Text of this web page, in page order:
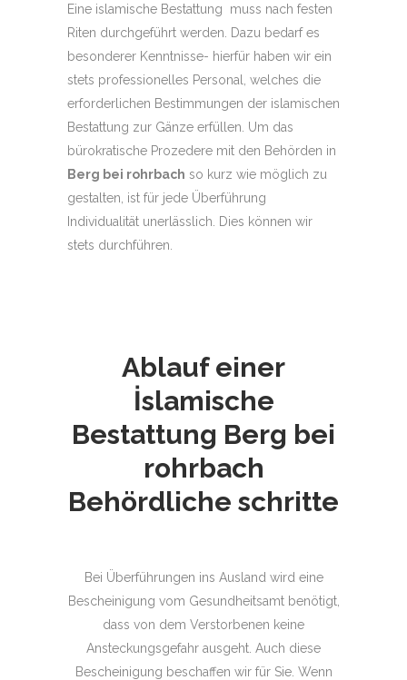
Eine islamische Bestattung muss nach festen
Riten durchgeführt werden. Dazu bedarf es
besonderer Kenntnisse- hierfür haben wir ein
stets professionelles Personal, welches die
erforderlichen Bestimmungen der islamischen
Bestattung zur Gänze erfüllen. Um das
bürokratische Prozedere mit den Behörden in
Berg bei rohrbach so kurz wie möglich zu
gestalten, ist für jede Überführung
Individualität unerlässlich. Dies können wir
stets durchführen.
Ablauf einer
İslamische
Bestattung Berg bei
rohrbach
Behördliche schritte
Bei Überführungen ins Ausland wird eine
Bescheinigung vom Gesundheitsamt benötigt,
dass von dem Verstorbenen keine
Ansteckungsgefahr ausgeht. Auch diese
Bescheinigung beschaffen wir für Sie. Wenn